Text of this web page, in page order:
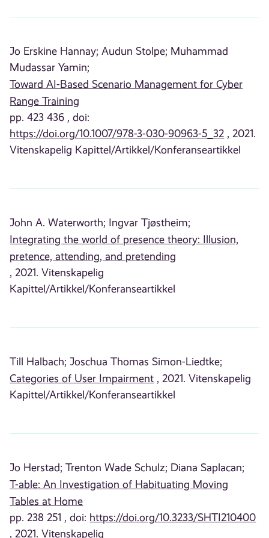
Jo Erskine Hannay; Audun Stolpe; Muhammad
Mudassar Yamin;
Toward AI-Based Scenario Management for Cyber
Range Training
pp. 423 436 , doi:
https://doi.org/10.1007/978-3-030-90963-5_32 , 2021.
Vitenskapelig Kapittel/Artikkel/Konferanseartikkel
John A. Waterworth; Ingvar Tjøstheim;
Integrating the world of presence theory: Illusion,
pretence, attending, and pretending
, 2021. Vitenskapelig
Kapittel/Artikkel/Konferanseartikkel
Till Halbach; Joschua Thomas Simon-Liedtke;
Categories of User Impairment , 2021. Vitenskapelig
Kapittel/Artikkel/Konferanseartikkel
Jo Herstad; Trenton Wade Schulz; Diana Saplacan;
T-able: An Investigation of Habituating Moving
Tables at Home
pp. 238 251 , doi: https://doi.org/10.3233/SHTI210400
, 2021. Vitenskapelig